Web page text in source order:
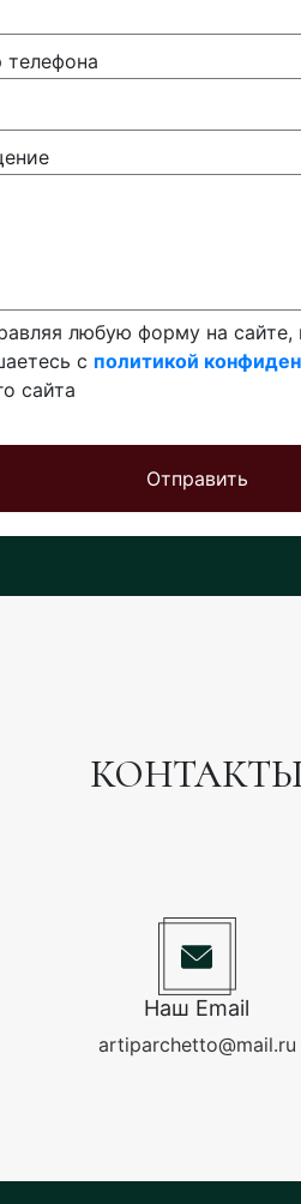
любую форму на сайте,
с политикой
сайта
Отправить
Наш Email
artiparchetto@mail.ru